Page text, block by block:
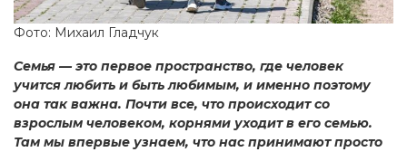
Фото: Михаил Гладчук
Семья — это первое пространство, где человек
учится любить и быть любимым, и именно поэтому
она так важна. Почти все, что происходит со
взрослым человеком, корнями уходит в его семью.
Там мы впервые узнаем, что нас принимают просто